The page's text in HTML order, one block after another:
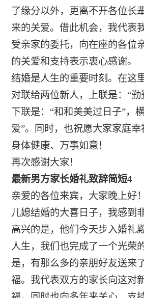
了缘分以外，更离不开各位长
来的关爱。借此机会，我代表
受亲家的委托，向在座的各位
的关爱和支持表示衷心感谢。
结婚是人生的重要时刻。在这
对联给两位新人，上联是：“勤
下联是：“和和美美过日子”，
爱”。同时，也祝愿大家家庭幸
身体健康、万事如意！
再次感谢大家！
最新男方家长婚礼致辞简短4
亲爱的各位来宾，大家晚上好
儿媳结婚的大喜日子，我感到
高兴的是，他们今天步入婚礼
人生，我们也完成了一个光荣
是，有那么多的亲朋好友送来
福。我代表双方的家长向这对